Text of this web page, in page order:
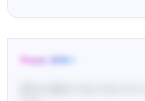
From: SHE••